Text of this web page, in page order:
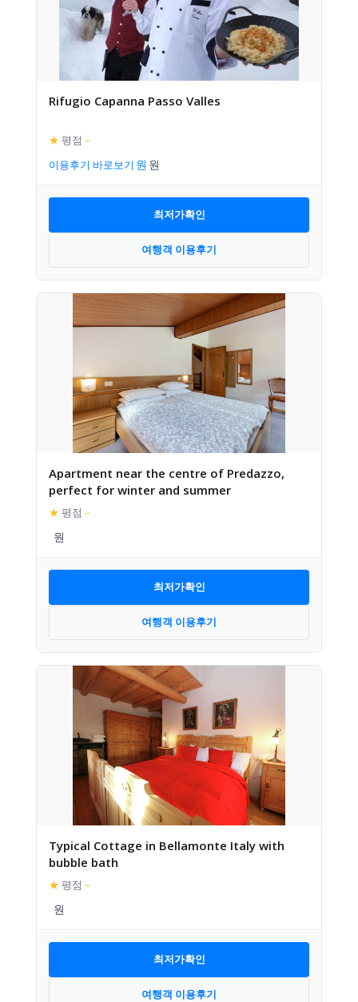
Rifugio Capanna Passo Valles
★ 평점 –
이용후기 바로보기
최저가확인
여행객 이용후기
Apartment near the centre of Predazzo,
perfect for winter and summer
★ 평점 –
최저가확인
여행객 이용후기
Typical Cottage in Bellamonte Italy with
bubble bath
★ 평점 –
최저가확인
여행객 이용후기